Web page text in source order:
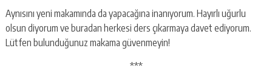
Aynısını yeni makamında da yapacağına inanıyorum. Hayırlı uğurlu
olsun diyorum ve buradan herkesi ders çıkarmaya davet ediyorum.
Lütfen bulunduğunuz makama güvenmeyin!
***